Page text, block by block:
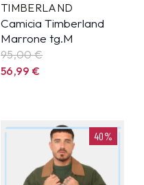
TIMBERLAND
Camicia Timberland
Marrone tg.M
95,00 €
56,99€
40%